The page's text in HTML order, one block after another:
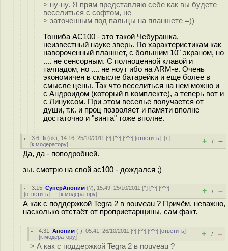
> ну-ну. Я прям представляю себе как вы будете
веселиться с софтом, не
> заточенным под пальцы на планшете =))
Тошиба AC100 - это такой Чебурашка,
неизвестный науке зверь. По характеристикам как
навороченный планшет, с большим 10" экраном, но
.... не сенсорным. С полноценной клавой и
тачпадом, но .... не ноут ибо на ARM-е. Очень
экономичен в смысле батарейки и еще более в
смысле цены. Так что веселиться на нем можно и
с Андроидом (который в комплекте), а теперь вот и
с Линуксом. При этом веселье получается от
души, т.к. и проц позволяет и памяти вполне
достаточно и "винта" тоже вполне.
3.6 ,fi (ok), 14:16, 25/10/2011 [^] [^^] [^^^] [ответить][↑]
[к модератору] + / –
Да, да - поподробней.
зы. смотрю на свой ac100 - дождался ;)
3.15 ,СуперАноним (?), 15:49, 25/10/2011 [^] [^^] [^^^]
[ответить] [к модератору] + / –
А как с поддержкой Tegra 2 в nouveau ? Причём, неважно,
насколько отстаёт от проприетарщины, сам факт.
4.31 ,Аноним (-), 05:41, 26/10/2011 [^] [^^] [^^^] [ответить]
[к модератору] + / –
> А как с поддержкой Tegra 2 в nouveau ?